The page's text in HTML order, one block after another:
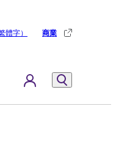
字） 商業